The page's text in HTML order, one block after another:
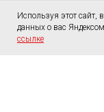
Используя этот сайт,
данных о вас
ссылке